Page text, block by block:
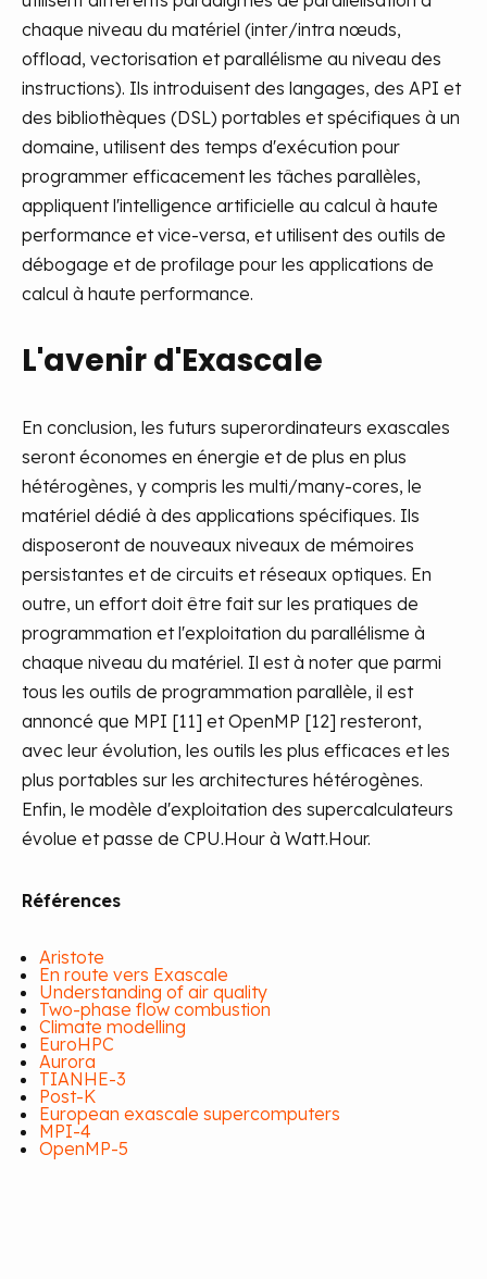
chaque niveau du matériel (inter/intra nœuds,
offload, vectorisation et parallélisme au niveau des
instructions). Ils introduisent des langages, des API et
des bibliothèques (DSL) portables et spécifiques à un
domaine, utilisent des temps d'exécution pour
programmer efficacement les tâches parallèles,
appliquent l'intelligence artificielle au calcul à haute
performance et vice-versa, et utilisent des outils de
débogage et de profilage pour les applications de
calcul à haute performance.
L'avenir d'Exascale
En conclusion, les futurs superordinateurs exascales
seront économes en énergie et de plus en plus
hétérogènes, y compris les multi/many-cores, le
matériel dédié à des applications spécifiques. Ils
disposeront de nouveaux niveaux de mémoires
persistantes et de circuits et réseaux optiques. En
outre, un effort doit être fait sur les pratiques de
programmation et l'exploitation du parallélisme à
chaque niveau du matériel. Il est à noter que parmi
tous les outils de programmation parallèle, il est
annoncé que MPI [11] et OpenMP [12] resteront,
avec leur évolution, les outils les plus efficaces et les
plus portables sur les architectures hétérogènes.
Enfin, le modèle d'exploitation des supercalculateurs
évolue et passe de CPU.Hour à Watt.Hour.
Références
Aristote
En route vers Exascale
Understanding of air quality
Two-phase flow combustion
Climate modelling
EuroHPC
Aurora
TIANHE-3
Post-K
European exascale supercomputers
MPI-4
OpenMP-5